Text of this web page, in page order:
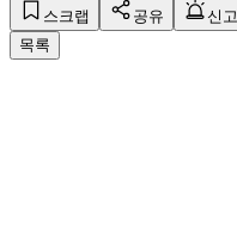
스크랩 공유
신고
목록